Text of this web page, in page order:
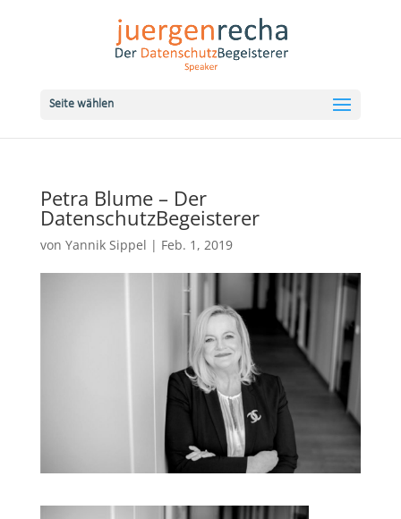
Seite wählen
Petra Blume – Der
DatenschutzBegeisterer
von Yannik Sippel | Feb. 1, 2019